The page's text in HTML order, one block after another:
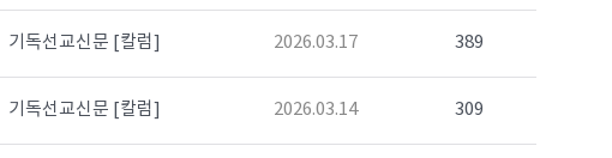
기독선교신문 [칼럼] 2026.03.17 389
기독선교신문 [칼럼] 2026.03.14 309